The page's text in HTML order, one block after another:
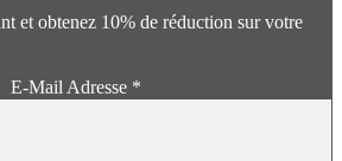
et obtenez 10% de réduction sur votre
E-Mail Adresse *